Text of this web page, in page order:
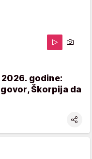
godine:
Škorpija da